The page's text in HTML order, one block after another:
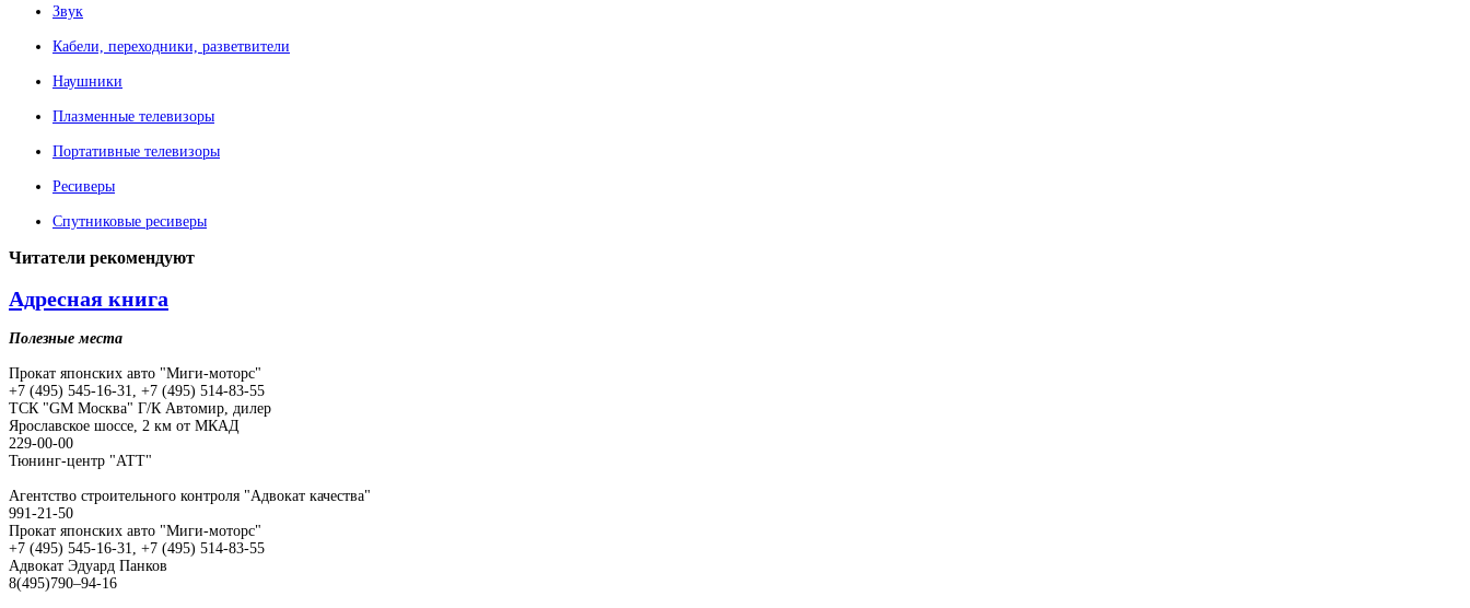
Звук
Кабели, переходники, разветвители
Наушники
Плазменные телевизоры
Портативные телевизоры
Ресиверы
Спутниковые ресиверы
Читатели рекомендуют
Адресная книга
Полезные места
Прокат японских авто "Миги-моторс"
+7 (495) 545-16-31, +7 (495) 514-83-55
ТСК "GM Москва" Г/К Автомир, дилер
Ярославское шоссе, 2 км от МКАД
229-00-00
Тюнинг-центр "АТТ"
Агентство строительного контроля "Адвокат качества"
991-21-50
Прокат японских авто "Миги-моторс"
+7 (495) 545-16-31, +7 (495) 514-83-55
Адвокат Эдуард Панков
8(495)790–94-16